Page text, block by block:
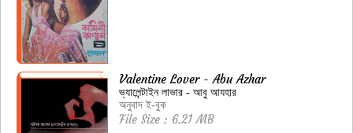
Valentine Lover - Abu Azhar
ভ্যালেন্টাইন লাভার - আবু আযহার
অনুবাদ ই-বুক
File Size : 6.21 MB